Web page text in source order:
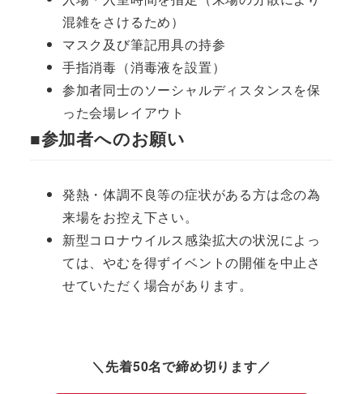
混雑をさけるため）
マスク及び筆記用具の持参
手指消毒（消毒液を設置）
参加者同士のソーシャルディスタンスを保
った会場レイアウト
■参加者へのお願い
発熱・体調不良等の症状がある方は念の為
来場をお控え下さい。
新型コロナウイルス感染拡大の状況によっ
ては、やむを得ずイベントの開催を中止さ
せていただく場合があります。
＼先着50名で締め切ります／